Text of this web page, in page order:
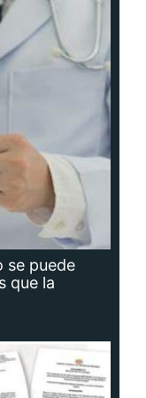
se puede
que la